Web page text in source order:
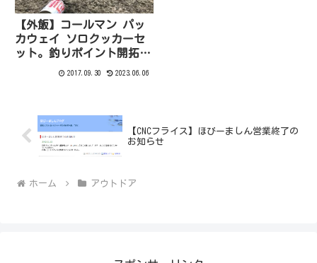
【外飯】コールマン パッ
カウェイ ソロクッカーセ
ット。釣りポイント開拓！
2017.09.30 2023.06.06
【CNCフライス】ほびーましん営業終了の
お知らせ
ホーム アウトドア